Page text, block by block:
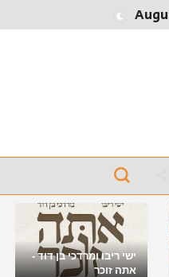
ישי ריבו ומרדכי בן דוד -
אתה זוכר